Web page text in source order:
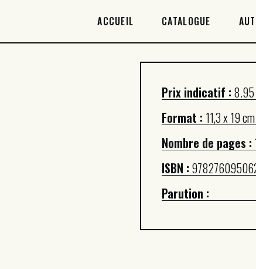
ACCUEIL CATALOGUE
CATALOGUE
Prix indicatif :
Format : 11,3 x 19 cm
Nombre de pages :
ISBN :
Parution :